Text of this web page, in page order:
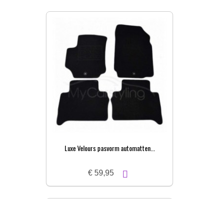
Luxe Velours pasvorm automatten...
€ 59,95